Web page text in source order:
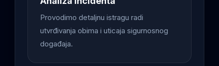
Provodimo detaljnu istragu radi
utvrđivanja obima i uticaja sigurnosnog
događaja.